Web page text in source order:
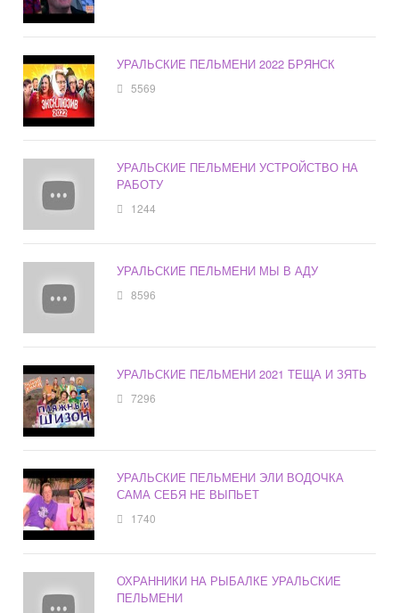
УРАЛЬСКИЕ ПЕЛЬМЕНИ 2022 БРЯНСК
5569
УРАЛЬСКИЕ ПЕЛЬМЕНИ УСТРОЙСТВО НА
РАБОТУ
1244
УРАЛЬСКИЕ ПЕЛЬМЕНИ МЫ В АДУ
8596
УРАЛЬСКИЕ ПЕЛЬМЕНИ 2021 ТЕЩА И ЗЯТЬ
7296
УРАЛЬСКИЕ ПЕЛЬМЕНИ ЭЛИ ВОДОЧКА
САМА СЕБЯ НЕ ВЫПЬЕТ
1740
ОХРАННИКИ НА РЫБАЛКЕ УРАЛЬСКИЕ
ПЕЛЬМЕНИ